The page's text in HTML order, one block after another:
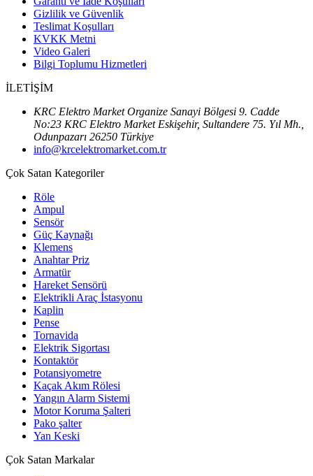
Gizlilik ve Güvenlik
Teslimat Koşulları
KVKK Metni
Video Galeri
Bilgi Toplumu Hizmetleri
İLETİŞİM
KRC Elektro Market Organize Sanayi Bölgesi 9. Cadde
No:23 KRC Elektro Market Eskişehir, Sultandere 75. Yıl Mh.,
Odunpazarı 26250 Türkiye
info@krcelektromarket.com.tr
Çok Satan Kategoriler
Röle
Ampul
Sensör
Güç Kaynağı
Klemens
Anahtar Priz
Armatür
Hareket Sensörü
Elektrikli Araç İstasyonu
Kaplin
Pense
Tornavida
Elektrik Sigortası
Kontaktör
Potansiyometre
Kaçak Akım Rölesi
Yangın Alarm Sistemi
Motor Koruma Şalteri
Pako şalter
Yan Keski
Çok Satan Markalar